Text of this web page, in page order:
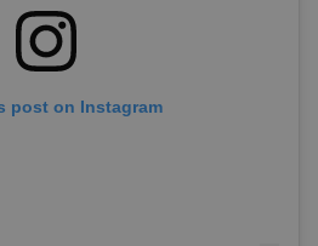
post on Instagram